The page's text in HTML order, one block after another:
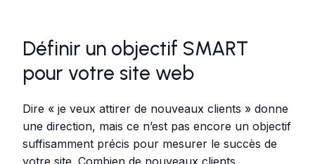
Définir un objectif SMART
pour votre site web
Dire « je veux attirer de nouveaux clients » donne
une direction, mais ce n’est pas encore un objectif
suffisamment précis pour mesurer le succès de
votre site. Combien de nouveaux clients